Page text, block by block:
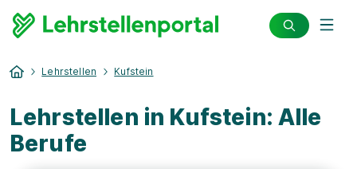
Lehrstellen Kufstein
Lehrstellen in Kufstein: Alle
Berufe